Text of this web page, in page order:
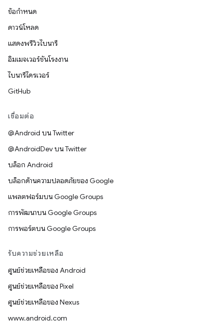
ข้อกำหนด
ดาวน์โหลด
แสดงพรีวิวไบนารี
อิมเมจเวอร์ชันโรงงาน
ไบนารีไดรเวอร์
GitHub
เชื่อมต่อ
@Android บน Twitter
@AndroidDev บน Twitter
บล็อก Android
บล็อกด้านความปลอดภัยของ Google
แพลตฟอร์มบน Google Groups
การพัฒนาบน Google Groups
การพอร์ตบน Google Groups
รับความช่วยเหลือ
ศูนย์ช่วยเหลือของ Android
ศูนย์ช่วยเหลือของ Pixel
ศูนย์ช่วยเหลือของ Nexus
www.android.com